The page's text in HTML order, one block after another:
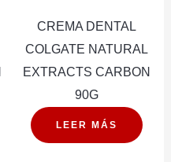
CREMA DENTAL
COLGATE NATURAL
EXTRACTS CARBON
90G
LEER MÁS